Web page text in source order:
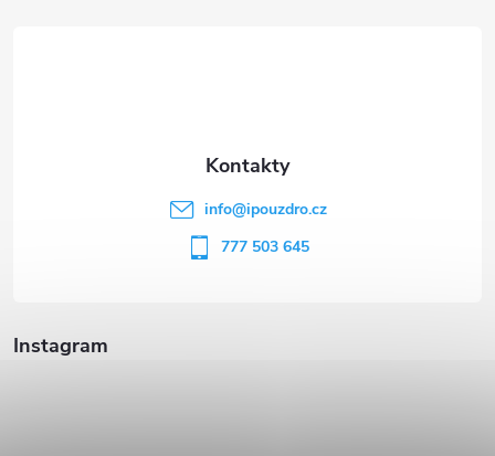
Instagram
info@ipouzdro.cz
777 503 645